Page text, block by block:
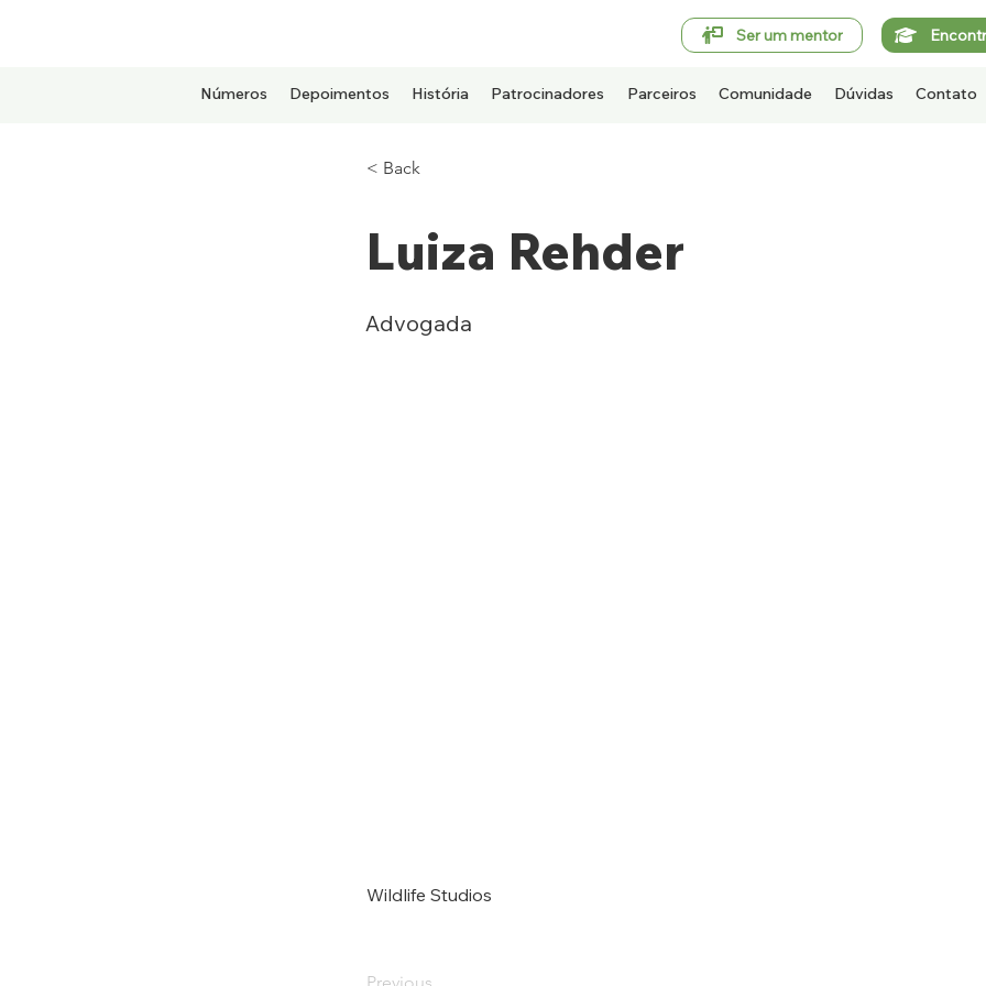
Ser um mentor
Números Depoimentos História Patrocinadores Parceiros Comunidade Dúvidas Contato
< Back
Luiza Rehder
Advogada
Wildlife Studios